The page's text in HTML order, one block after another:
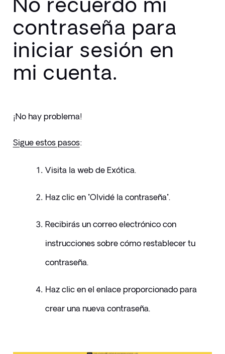
contraseña para
iniciar sesión en
mi cuenta.
¡No hay problema!
Sigue estos pasos:
Visita la web de Exótica.
Haz clic en "Olvidé la contraseña".
Recibirás un correo electrónico con
instrucciones sobre cómo restablecer tu
contraseña.
Haz clic en el enlace proporcionado para
crear una nueva contraseña.